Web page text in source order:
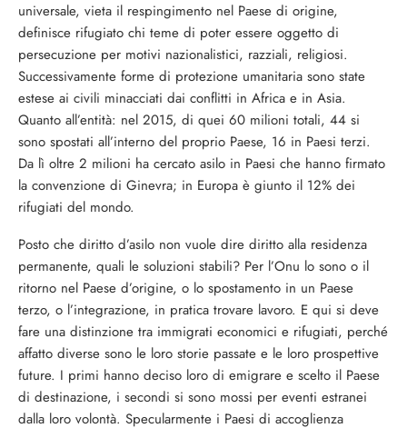
universale, vieta il respingimento nel Paese di origine,
definisce rifugiato chi teme di poter essere oggetto di
persecuzione per motivi nazionalistici, razziali, religiosi.
Successivamente forme di protezione umanitaria sono state
estese ai civili minacciati dai conflitti in Africa e in Asia.
Quanto all’entità: nel 2015, di quei 60 milioni totali, 44 si
sono spostati all’interno del proprio Paese, 16 in Paesi terzi.
Da lì oltre 2 milioni ha cercato asilo in Paesi che hanno firmato
la convenzione di Ginevra; in Europa è giunto il 12% dei
rifugiati del mondo.
Posto che diritto d’asilo non vuole dire diritto alla residenza
permanente, quali le soluzioni stabili? Per l’Onu lo sono o il
ritorno nel Paese d’origine, o lo spostamento in un Paese
terzo, o l’integrazione, in pratica trovare lavoro. E qui si deve
fare una distinzione tra immigrati economici e rifugiati, perché
affatto diverse sono le loro storie passate e le loro prospettive
future. I primi hanno deciso loro di emigrare e scelto il Paese
di destinazione, i secondi si sono mossi per eventi estranei
dalla loro volontà. Specularmente i Paesi di accoglienza